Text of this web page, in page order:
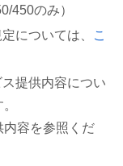
450のみ）
については、
こ
提供内容につい
内容を参照くだ